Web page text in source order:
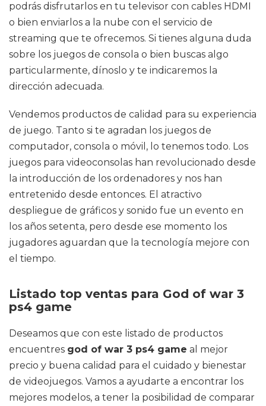
podrás disfrutarlos en tu televisor con cables HDMI
o bien enviarlos a la nube con el servicio de
streaming que te ofrecemos. Si tienes alguna duda
sobre los juegos de consola o bien buscas algo
particularmente, dínoslo y te indicaremos la
dirección adecuada.
Vendemos productos de calidad para su experiencia
de juego. Tanto si te agradan los juegos de
computador, consola o móvil, lo tenemos todo. Los
juegos para videoconsolas han revolucionado desde
la introducción de los ordenadores y nos han
entretenido desde entonces. El atractivo
despliegue de gráficos y sonido fue un evento en
los años setenta, pero desde ese momento los
jugadores aguardan que la tecnología mejore con
el tiempo.
Listado top ventas para God of war 3
ps4 game
Deseamos que con este listado de productos
encuentres god of war 3 ps4 game al mejor
precio y buena calidad para el cuidado y bienestar
de videojuegos. Vamos a ayudarte a encontrar los
mejores modelos, a tener la posibilidad de comparar